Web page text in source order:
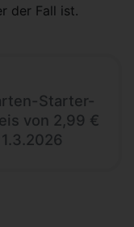
der Fall ist.
Starter-
von 2,99 €